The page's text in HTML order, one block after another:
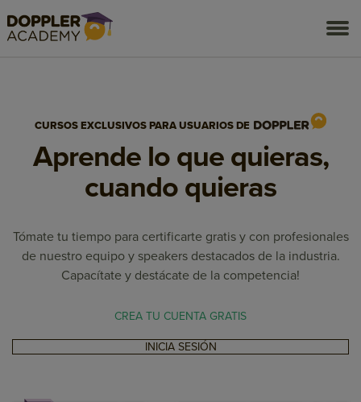
CURSOS EXCLUSIVOS PARA USUARIOS DE
Aprende lo que quieras,
cuando quieras
Tómate tu tiempo para certificarte gratis y con profesionales
de nuestro equipo y speakers destacados de la industria.
Capacítate y destácate de la competencia!
CREA TU CUENTA GRATIS
INICIA SESIÓN